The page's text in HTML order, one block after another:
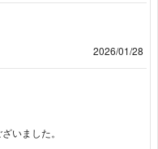
2026/01/28
いました。